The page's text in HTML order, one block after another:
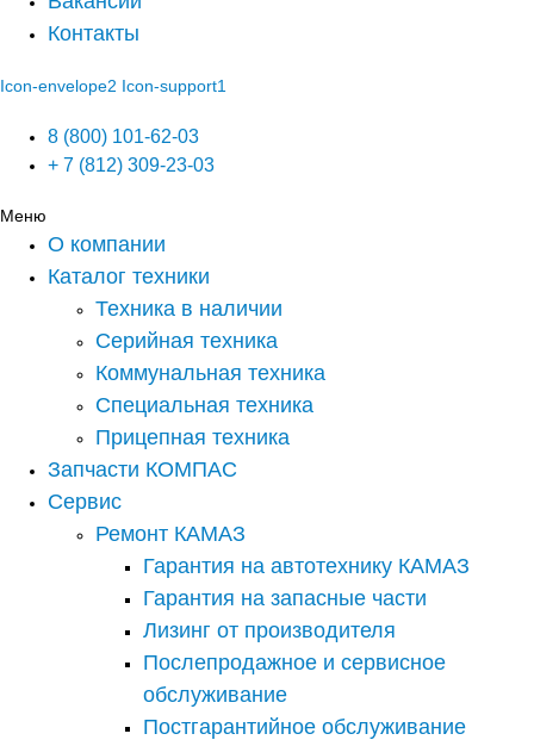
Контакты
Icon-envelope2 Icon-support1
8 (800) 101-62-03
+ 7 (812) 309-23-03
Меню
О компании
Каталог техники
Техника в наличии
Серийная техника
Коммунальная техника
Специальная техника
Прицепная техника
Запчасти КОМПАС
Сервис
Ремонт КАМАЗ
Гарантия на автотехнику КАМАЗ
Гарантия на запасные части
Лизинг от производителя
Послепродажное и сервисное
обслуживание
Постгарантийное обслуживание